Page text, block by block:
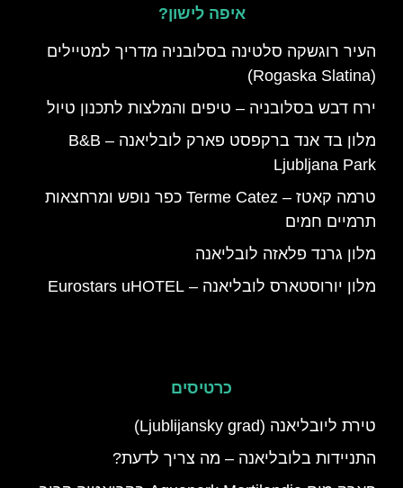
איפה לישון?
העיר רוגשקה סלטינה בסלובניה מדריך למטיילים
(Rogaska Slatina)
ירח דבש בסלובניה – טיפים והמלצות לתכנון טיול
מלון בד אנד ברקפסט פארק לובליאנה – B&B
Ljubljana Park
טרמה קאטז – Terme Catez כפר נופש ומרחצאות
תרמיים חמים
מלון גרנד פלאזה לובליאנה
מלון יורוסטארס לובליאנה – Eurostars uHOTEL
כרטיסים
טירת ליובליאנה (Ljublijansky grad)
התניידות בלובליאנה – מה צריך לדעת?